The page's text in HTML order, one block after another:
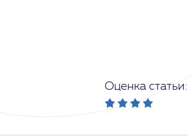
Оценка статьи: